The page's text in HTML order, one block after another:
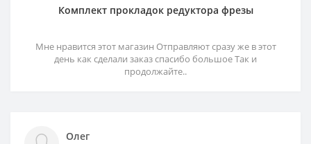
Комплект прокладок редуктора фрезы
Мне нравится этот магазин Отправляют сразу же в этот
день как сделали заказ спасибо большое Так и
продолжайте..
Олег